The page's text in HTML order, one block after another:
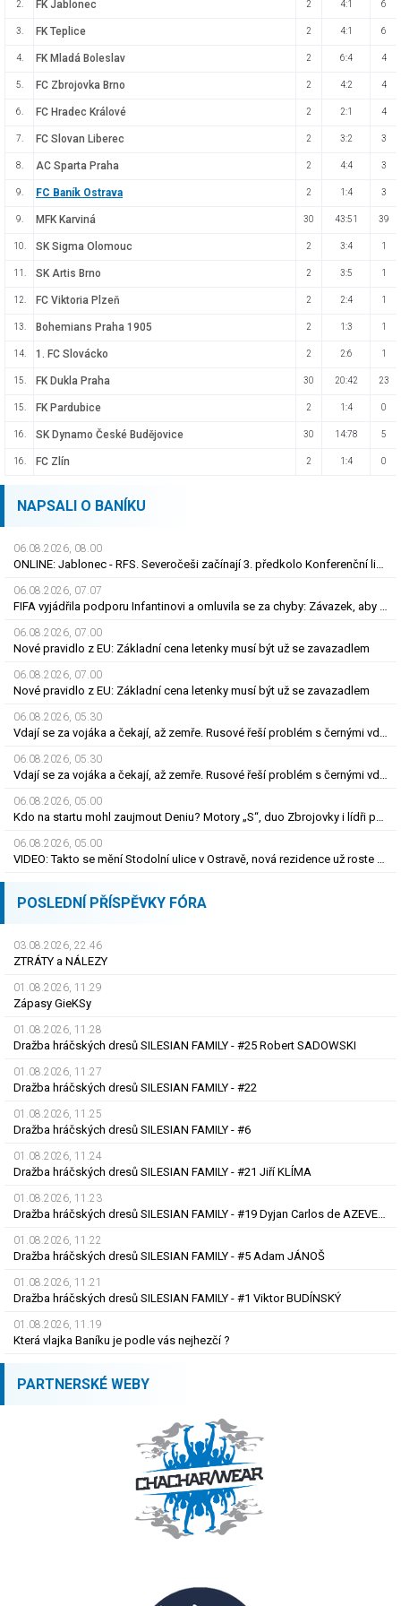
2. FK Jablonec 2 4:1 6
3. FK Teplice 2 4:1 6
4. FK Mladá Boleslav 2 6:4 4
5. FC Zbrojovka Brno 2 4:2 4
6. FC Hradec Králové 2 2:1 4
7. FC Slovan Liberec 2 3:2 3
8. AC Sparta Praha 2 4:4 3
9. FC Baník Ostrava 2 1:4 3
9. MFK Karviná 30 43:51 39
10. SK Sigma Olomouc 2 3:4 1
11. SK Artis Brno 2 3:5 1
12. FC Viktoria Plzeň 2 2:4 1
13. Bohemians Praha 1905 2 1:3 1
14. 1. FC Slovácko 2 2:6 1
15. FK Dukla Praha 30 20:42 23
15. FK Pardubice 2 1:4 0
16. SK Dynamo České Budějovice 30 14:78 5
16. FC Zlín 2 1:4 0
NAPSALI O BANÍKU
06.08.2026, 08.00
ONLINE: Jablonec - RFS. Severočeši začínají 3. předkolo Konferenční ligy na domácím hřišti
06.08.2026, 07.07
FIFA vyjádřila podporu Infantinovi a omluvila se za chyby: Závazek, aby se již neopakovaly
06.08.2026, 07.00
Nové pravidlo z EU: Základní cena letenky musí být už se zavazadlem
06.08.2026, 07.00
Nové pravidlo z EU: Základní cena letenky musí být už se zavazadlem
06.08.2026, 05.30
Vdají se za vojáka a čekají, až zemře. Rusové řeší problém s černými vdovami
06.08.2026, 05.30
Vdají se za vojáka a čekají, až zemře. Rusové řeší problém s černými vdovami
06.08.2026, 05.00
Kdo na startu mohl zaujmout Deniu? Motory „S“, duo Zbrojovky i lídři pohárových zástupců
06.08.2026, 05.00
VIDEO: Takto se mění Stodolní ulice v Ostravě, nová rezidence už roste do výšky
POSLEDNÍ PŘÍSPĚVKY FÓRA
03.08.2026, 22.46
ZTRÁTY a NÁLEZY
01.08.2026, 11.29
Zápasy GieKSy
01.08.2026, 11.28
Dražba hráčských dresů SILESIAN FAMILY - #25 Robert SADOWSKI
01.08.2026, 11.27
Dražba hráčských dresů SILESIAN FAMILY - #22
01.08.2026, 11.25
Dražba hráčských dresů SILESIAN FAMILY - #6
01.08.2026, 11.24
Dražba hráčských dresů SILESIAN FAMILY - #21 Jiří KLÍMA
01.08.2026, 11.23
Dražba hráčských dresů SILESIAN FAMILY - #19 Dyjan Carlos de AZEVEDO
01.08.2026, 11.22
Dražba hráčských dresů SILESIAN FAMILY - #5 Adam JÁNOŠ
01.08.2026, 11.21
Dražba hráčských dresů SILESIAN FAMILY - #1 Viktor BUDÍNSKÝ
01.08.2026, 11.19
Která vlajka Baníku je podle vás nejhezčí ?
PARTNERSKÉ WEBY